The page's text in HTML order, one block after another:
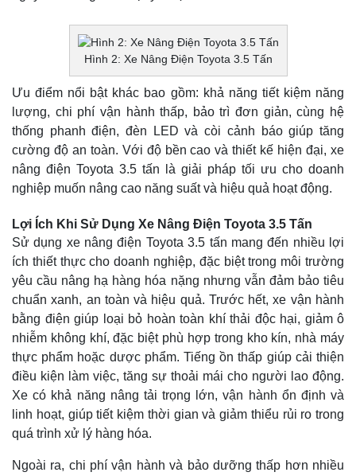
Hình 2: Xe Nâng Điện Toyota 3.5 Tấn
Ưu điểm nổi bật khác bao gồm: khả năng tiết kiệm năng
lượng, chi phí vận hành thấp, bảo trì đơn giản, cùng hệ
thống phanh điện, đèn LED và còi cảnh báo giúp tăng
cường độ an toàn. Với độ bền cao và thiết kế hiện đại, xe
nâng điện Toyota 3.5 tấn là giải pháp tối ưu cho doanh
nghiệp muốn nâng cao năng suất và hiệu quả hoạt động.
Lợi Ích Khi Sử Dụng Xe Nâng Điện Toyota 3.5 Tấn
Sử dụng xe nâng điện Toyota 3.5 tấn mang đến nhiều lợi
ích thiết thực cho doanh nghiệp, đặc biệt trong môi trường
yêu cầu nâng hạ hàng hóa nặng nhưng vẫn đảm bảo tiêu
chuẩn xanh, an toàn và hiệu quả. Trước hết, xe vận hành
bằng điện giúp loại bỏ hoàn toàn khí thải độc hại, giảm ô
nhiễm không khí, đặc biệt phù hợp trong kho kín, nhà máy
thực phẩm hoặc dược phẩm. Tiếng ồn thấp giúp cải thiện
điều kiện làm việc, tăng sự thoải mái cho người lao động.
Xe có khả năng nâng tải trọng lớn, vận hành ổn định và
linh hoạt, giúp tiết kiệm thời gian và giảm thiểu rủi ro trong
quá trình xử lý hàng hóa.
Ngoài ra, chi phí vận hành và bảo dưỡng thấp hơn nhiều